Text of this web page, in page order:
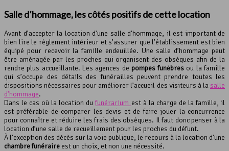
Salle d’hommage, les côtés positifs de cette location
Avant d’accepter la location d’une salle d’hommage, il est important de
bien lire le règlement intérieur et s’assurer que l’établissement est bien
équipé pour recevoir la famille endeuillée. Une salle d’hommage peut
être aménagée par les proches qui organisent des obsèques afin de la
rendre plus accueillante. Les agences de pompes funèbres ou la famille
qui s’occupe des détails des funérailles peuvent prendre toutes les
dispositions nécessaires pour améliorer l’accueil des visiteurs à la salle
d’hommage.
Dans le cas où la location dufunérarium est à la charge de la famille, il
est préférable de comparer les devis et de faire jouer la concurrence
pour connaître et réduire les frais des obsèques. Il faut donc penser à la
location d’une salle de recueillement pour les proches du défunt.
À l’exception des décès sur la voie publique, le recours à la location d’une
chambre funéraire est un choix, et non une nécessité.